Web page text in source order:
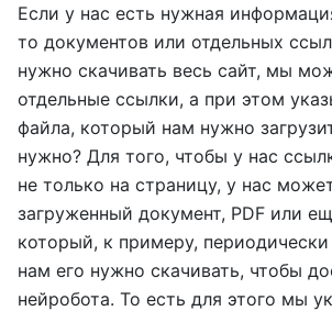
Если у нас есть нужная
то документов или отдельных
нужно скачивать весь сайт, мы
отдельные ссылки, а при этом
файла, который нам нужно
нужно? Для того, чтобы у нас
не только на страницу, у нас
загруженный документ, PDF или
который, к примеру, периодически
нам его нужно скачивать, чтобы
нейробота. То есть для этого мы